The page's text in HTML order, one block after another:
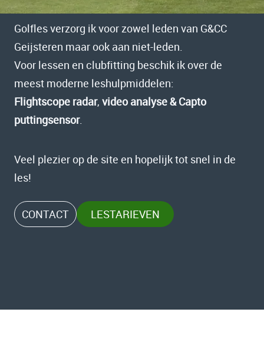
Golfles verzorg ik voor zowel leden van G&CC
Geijsteren maar ook aan niet-leden.
Voor lessen en clubfitting beschik ik over de
meest moderne leshulpmiddelen:
Flightscope radar, video analyse & Capto
puttingsensor.
Veel plezier op de site en hopelijk tot snel in de
les!
CONTACT LESTARIEVEN